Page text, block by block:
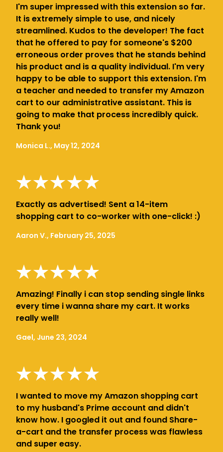
I'm super impressed with this extension so far.
It is extremely simple to use, and nicely
streamlined. Kudos to the developer! The fact
that he offered to pay for someone's $200
erroneous order proves that he stands behind
his product and is a quality individual. I'm very
happy to be able to support this extension. I'm
a teacher and needed to transfer my Amazon
cart to our administrative assistant. This is
going to make that process incredibly quick.
Thank you!
Monica L., May 12, 2024
Exactly as advertised! Sent a 14-item
shopping cart to co-worker with one-click! :)
Aaron V., February 25, 2025
Amazing! Finally i can stop sending single links
every time i wanna share my cart. It works
really well!
Gael, June 23, 2024
I wanted to move my Amazon shopping cart
to my husband's Prime account and didn't
know how. I googled it out and found Share-
a-cart and the transfer process was flawless
and super easy.